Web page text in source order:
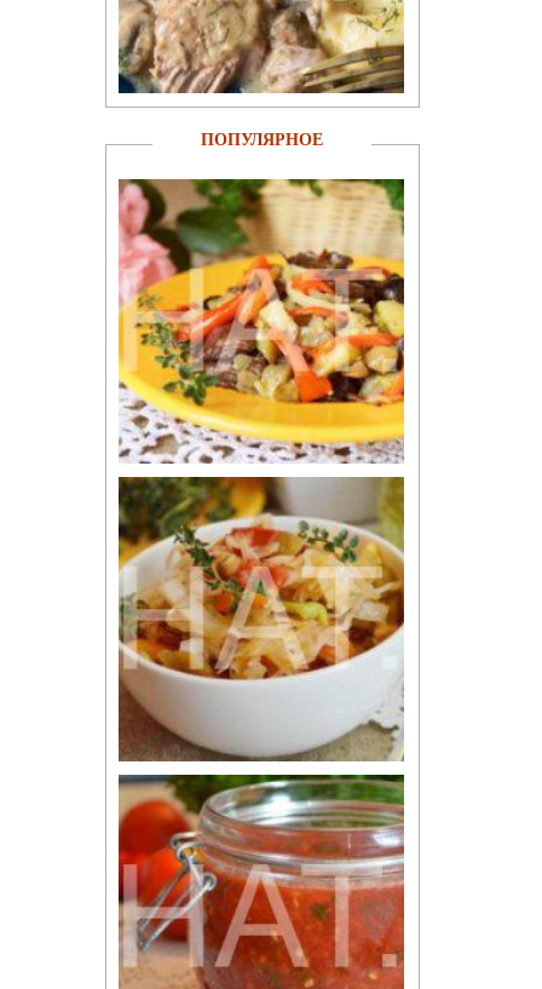
ПОПУЛЯРНОЕ